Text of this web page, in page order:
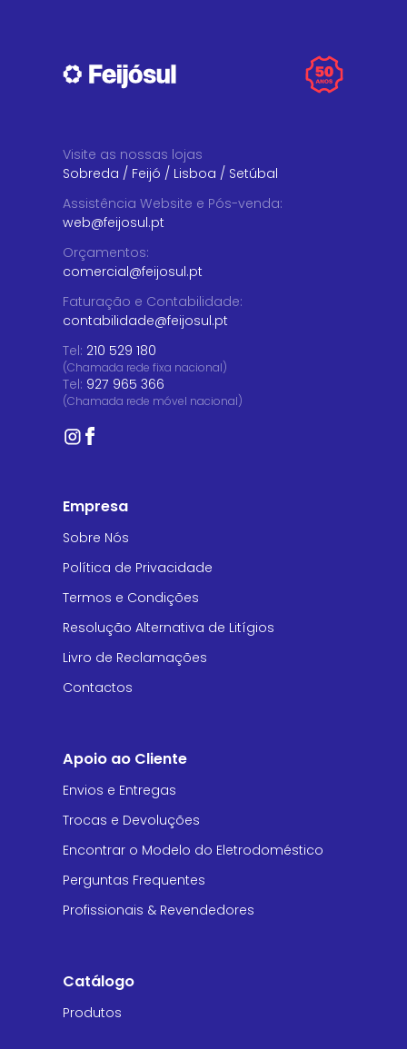
Visite as nossas lojas
Sobreda / Feijó / Lisboa / Setúbal
Assistência Website e Pós-venda:
web@feijosul.pt
Orçamentos:
comercial@feijosul.pt
Faturação e Contabilidade:
contabilidade@feijosul.pt
Tel: 210 529 180
(Chamada rede fixa nacional)
Tel: 927 965 366
(Chamada rede móvel nacional)
Empresa
Sobre Nós
Política de Privacidade
Termos e Condições
Resolução Alternativa de Litígios
Livro de Reclamações
Contactos
Apoio ao Cliente
Envios e Entregas
Trocas e Devoluções
Encontrar o Modelo do Eletrodoméstico
Perguntas Frequentes
Profissionais & Revendedores
Catálogo
Produtos